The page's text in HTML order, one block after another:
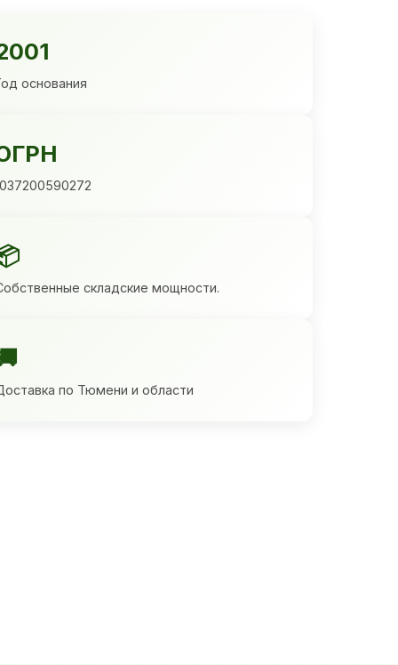
основания
складские мощности.
по Тюмени и области